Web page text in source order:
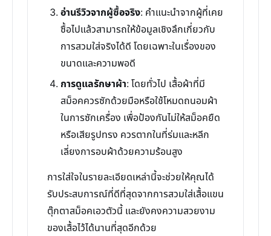
อ่านรีวิวจากผู้ซื้อจริง: คำแนะนำจากผู้ที่เคย
ซื้อไปแล้วสามารถให้ข้อมูลเชิงลึกเกี่ยวกับ
การสวมใส่จริงได้ดี โดยเฉพาะในเรื่องของ
ขนาดและความพอดี
การดูแลรักษาผ้า: โดยทั่วไป เสื้อผ้าที่มี
สม็อคควรซักด้วยมือหรือใช้โหมดถนอมผ้า
ในการซักเครื่อง เพื่อป้องกันไม่ให้สม็อคยืด
หรือเสียรูปทรง ควรตากในที่ร่มและหลีก
เลี่ยงการอบผ้าด้วยความร้อนสูง
การใส่ใจในรายละเอียดเหล่านี้จะช่วยให้คุณได้
รับประสบการณ์ที่ดีที่สุดจากการสวมใส่เสื้อแขน
ตุ๊กตาสม็อคเอวตัวนี้ และยังคงความสวยงาม
ของเสื้อไว้ได้นานที่สุดอีกด้วย